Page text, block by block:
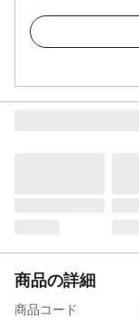
商品の詳細
商品コード